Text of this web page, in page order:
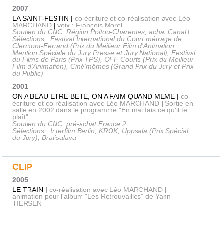
2007
LA SAINT-FESTIN | co-écriture et co-réalisation avec Léo
MARCHAND | voix : François Morel
Soutien du CNC, Région Poitou-Charentes, achat Canal+.
Sélections : Festival International du Court métrage de
Clermont-Ferrand (Prix du Meilleur Film d'Animation,
Mention Spéciale du Jury Presse et Jury National), Festival
du Films de Paris (Prix TPS), OFF Courts (Prix du Meilleur
Film d'Animation), Ciné'mômes (Grand Prix du Jury et Prix
du Public)
2001
ON A BEAU ETRE BETE, ON A FAIM QUAND MEME | co-
écriture et co-réalisation avec Léo MARCHAND | Sortie en
salle en 2002 dans le programme "En mai fais ce qu'il te
plaît"
Soutien du CNC, pré-achat France 2.
Sélections : Interfilm Berlin, KROK, Uppsala (Prix Spécial
du Jury), Bratisalava
CLIP
2005
LE TRAIN | co-réalisation avec Léo MARCHAND |
animation pour l'album "Les Retrouvailles" de Yann
TIERSEN